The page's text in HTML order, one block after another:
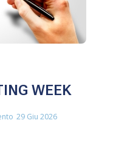
WEEK
29 Giu 2026